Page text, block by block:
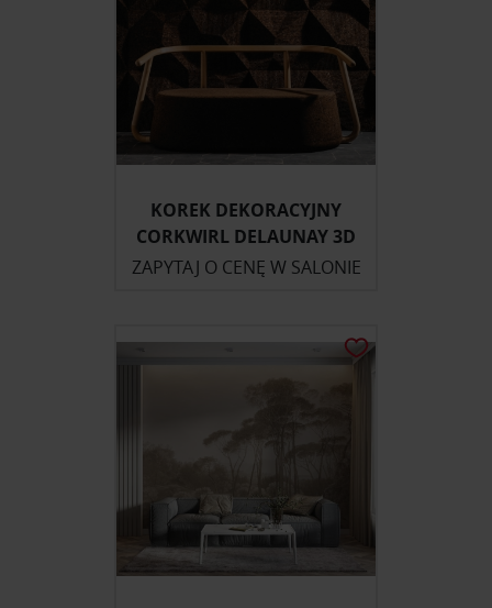
KOREK DEKORACYJNY
CORKWIRL DELAUNAY 3D
ZAPYTAJ O CENĘ W SALONIE